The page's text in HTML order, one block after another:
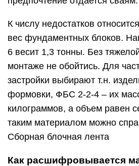
К числу недостатков
вес фундаментных блоков.
6 весит 1,3 тонны. Без
монтаже не обойтись. Для
застройки выбирают т.н.
формовки, ФБС 2-2-4 – их
килограммов, а объем равен
таким материалом можно
Сборная блочная лента
Как расшифровывается